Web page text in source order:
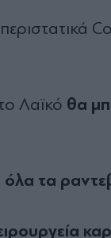
περιστατικά
Λαϊκό θα
όλα τα